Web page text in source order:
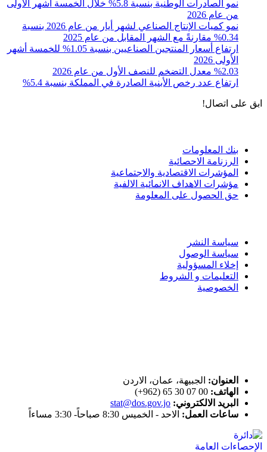
نمو الصادرات الوطنية بنسبة 5.8% خلال الخمسة أشهر الأولى
من عام 2026
نمو كميات الإنتاج الصناعي لشهر أيار من عام 2026 بنسبة
0.34% مقارنةً مع الشهر المقابل من عام 2025
ارتفاع أسعار المنتجين الصناعيين بنسبة 1.05% للخمسة أشهر
الأولى 2026
%2.03 معدل التضخم للنصف الأول من عام 2026
ارتفاع عدد رخص الأبنية الصادرة في المملكة بنسبة 5.4%
ابق على اتصال!
بنك المعلومات
الرزنامة الاحصائية
المؤشرات الاقتصادية والاجتماعية
مؤشرات الاهداف الانمائية الالفية
حق الحصول على المعلومة
سياسة النشر
سياسة الوصول
إخلاء المسؤولية
التعليمات و الشروط
الخصوصية
العنوان: الجبيهة، عمان، الاردن
الهاتف: 00 07 30 65 (962+)
البريد الالكتروني: stat@dos.gov.jo
ساعات العمل: الاحد - الخميس 8:30 صباحاً- 3:30 مساءاً